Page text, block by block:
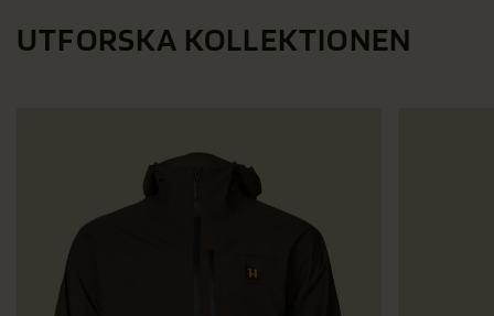
UTFORSKA KOLLEKTIONEN